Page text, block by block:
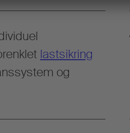
lastsikring
og